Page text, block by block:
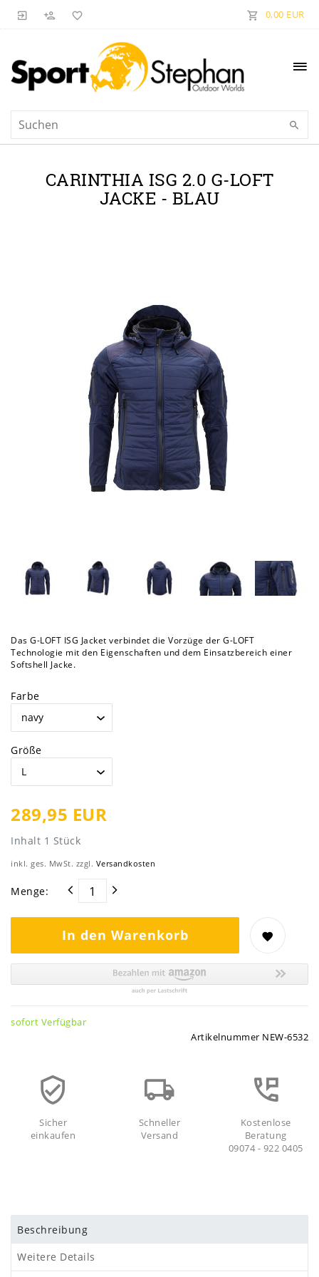
0,00 EUR
CARINTHIA ISG 2.0 G-LOFT
JACKE - BLAU
Das G-LOFT ISG Jacket verbindet die Vorzüge der G-LOFT
Technologie mit den Eigenschaften und dem Einsatzbereich einer
Softshell Jacke.
Farbe
Größe
289,95 EUR
Inhalt 1 Stück
inkl. ges. MwSt. zzgl. Versandkosten
Menge:
In den Warenkorb
sofort Verfügbar
Artikelnummer NEW-6532
Sicher
einkaufen
Schneller
Versand
Kostenlose
Beratung
09074 - 922 0405
Beschreibung
Weitere Details